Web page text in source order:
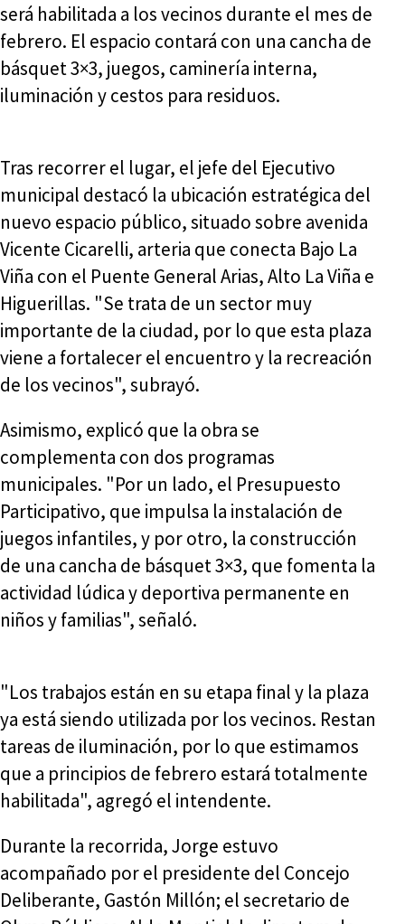
será habilitada a los vecinos durante el mes de
febrero. El espacio contará con una cancha de
básquet 3×3, juegos, caminería interna,
iluminación y cestos para residuos.
Tras recorrer el lugar, el jefe del Ejecutivo
municipal destacó la ubicación estratégica del
nuevo espacio público, situado sobre avenida
Vicente Cicarelli, arteria que conecta Bajo La
Viña con el Puente General Arias, Alto La Viña e
Higuerillas. "Se trata de un sector muy
importante de la ciudad, por lo que esta plaza
viene a fortalecer el encuentro y la recreación
de los vecinos", subrayó.
Asimismo, explicó que la obra se
complementa con dos programas
municipales. "Por un lado, el Presupuesto
Participativo, que impulsa la instalación de
juegos infantiles, y por otro, la construcción
de una cancha de básquet 3×3, que fomenta la
actividad lúdica y deportiva permanente en
niños y familias", señaló.
"Los trabajos están en su etapa final y la plaza
ya está siendo utilizada por los vecinos. Restan
tareas de iluminación, por lo que estimamos
que a principios de febrero estará totalmente
habilitada", agregó el intendente.
Durante la recorrida, Jorge estuvo
acompañado por el presidente del Concejo
Deliberante, Gastón Millón; el secretario de